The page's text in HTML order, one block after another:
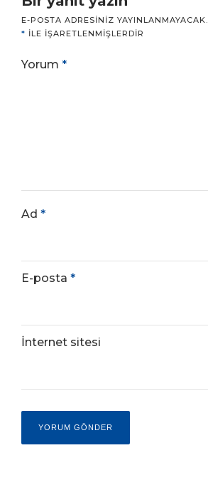
E-POSTA ADRESINIZ YAYINLANMAYACAK.
* ILE IŞARETLENMIŞLERDIR
Yorum *
Ad *
E-posta *
İnternet sitesi